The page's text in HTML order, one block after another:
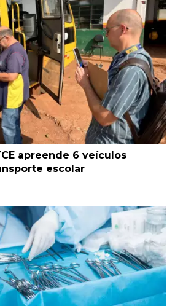
apreende 6 veículos
escolar